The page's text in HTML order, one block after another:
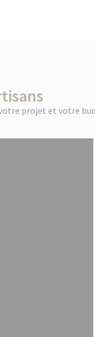
projet et votre
vos